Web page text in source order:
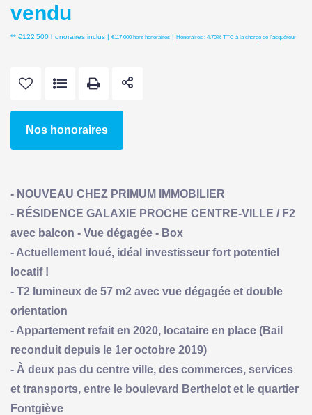
vendu
** €122 500 honoraires inclus | €117 000 hors honoraires | Honoraires : 4.70% TTC à la charge de l'acquéreur
Nos honoraires
- NOUVEAU CHEZ PRIMUM IMMOBILIER
- RÉSIDENCE GALAXIE PROCHE CENTRE-VILLE / F2
avec balcon - Vue dégagée - Box
- Actuellement loué, idéal investisseur fort potentiel
locatif !
- T2 lumineux de 57 m2 avec vue dégagée et double
orientation
- Appartement refait en 2020, locataire en place (Bail
reconduit depuis le 1er octobre 2019)
- À deux pas du centre ville, des commerces, services
et transports, entre le boulevard Berthelot et le quartier
Fontgiève